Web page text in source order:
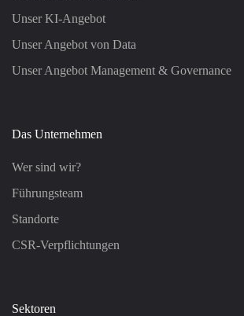
Unser KI-Angebot
Unser Angebot von Data
Unser Angebot Management & Governance
Das Unternehmen
Wer sind wir?
Führungsteam
Standorte
CSR-Verpflichtungen
Sektoren